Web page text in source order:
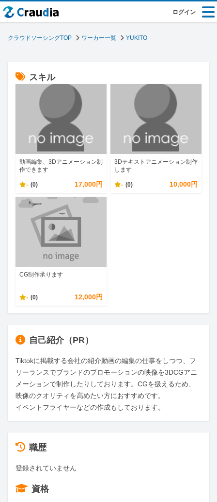
ログイン
クラウドソーシングTOP ワーカー一覧 YUKITO
スキル
動画編集、3Dアニメーション制
作できます
- (0) 17,000円
3Dテキストアニメーション制作
します
- (0) 10,000円
CG制作承ります
- (0) 12,000円
自己紹介（PR）
Tiktokに掲載する会社の紹介動画の編集の仕事をしつつ、フ
リーランスでブランドのプロモーションの映像を3DCGアニ
メーションで制作したりしております。CGを扱えるため、
映像のクオリティを高めたい方におすすめです。
イベントフライヤーなどの作成もしております。
職歴
登録されていません
資格